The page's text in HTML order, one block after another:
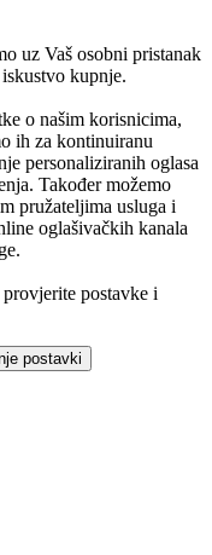
uz Vaš osobni pristanak
kupnje.
o našim korisnicima,
ih za kontinuiranu
personaliziranih oglasa
Također možemo
pružateljima usluga i
oglašivačkih kanala
postavke i
postavki